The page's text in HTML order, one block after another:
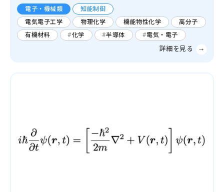
電子・機械類
知能制御
電気電子工学
物理化学 機能物性化学
高分子
有機材料
化学 半導体 電気・電子